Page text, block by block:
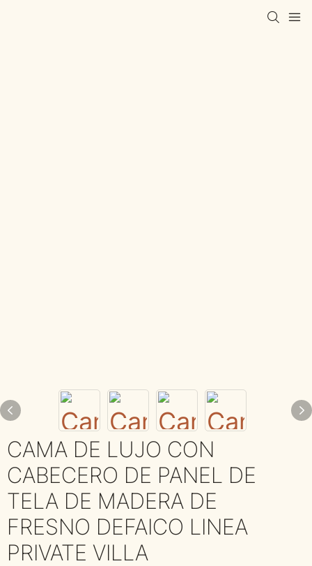
CAMA DE LUJO CON
CABECERO DE PANEL DE
TELA DE MADERA DE
FRESNO DEFAICO LINEA
PRIVATE VILLA